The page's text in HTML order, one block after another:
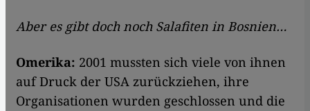
Aber es gibt doch noch Salafiten in Bosnien…
Omerika: 2001 mussten sich viele von ihnen
auf Druck der USA zurückziehen, ihre
Organisationen wurden geschlossen und die